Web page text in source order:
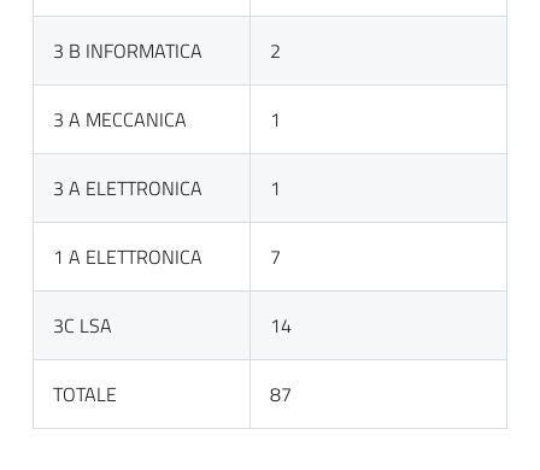
3 B INFORMATICA 2
3 A MECCANICA 1
3 A ELETTRONICA 1
1 A ELETTRONICA 7
3C LSA 14
TOTALE 87